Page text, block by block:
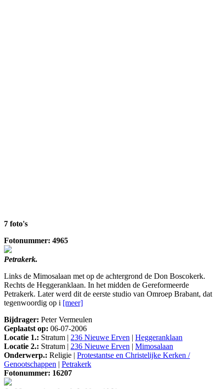
7 foto's
Fotonummer: 4965
Petrakerk.
Links de Mimosalaan met op de achtergrond de Don Boscokerk.
Rechts de Heggeranklaan. In het midden de Gereformeerde
Petrakerk. Later werd dit de eerste studio van Omroep Brabant, dat
tegenwoordig op i [meer]
Bijdrager: Peter Vermeulen
Geplaatst op: 06-07-2006
Locatie 1.: Stratum | 236 Nieuwe Erven | Heggeranklaan
Locatie 2.: Stratum | 236 Nieuwe Erven | Mimosalaan
Onderwerp.: Religie | Protestantse en Christelijke Kerken /
Genootschappen | Petrakerk
Fotonummer: 16207